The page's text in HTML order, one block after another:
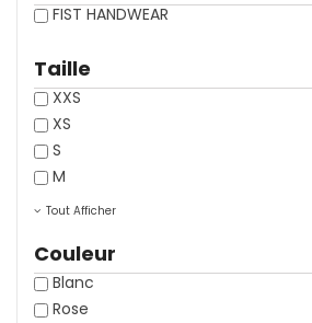
FIST HANDWEAR
Taille
XXS
XS
S
M
Tout Afficher
Couleur
Blanc
Rose